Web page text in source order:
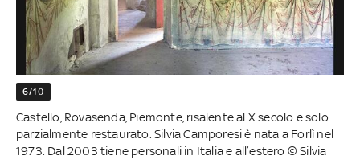
6/10
Castello, Rovasenda, Piemonte, risalente al X secolo e solo
parzialmente restaurato. Silvia Camporesi è nata a Forlì nel
1973. Dal 2003 tiene personali in Italia e all’estero © Silvia